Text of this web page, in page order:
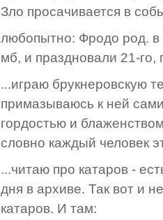
Зло просачивается в
любопытно: Фродо род. в
мб, и праздновали 21-го,
...играю брукнеровскую
примазываюсь к ней
гордостью и
словно каждый человек
...читаю про катаров -
дня в архиве. Так вот и
катаров. И там: